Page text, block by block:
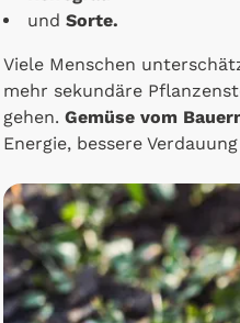
und Sorte.
Viele Menschen
mehr sekundäre
gehen. Gemüse vom
Energie, bessere